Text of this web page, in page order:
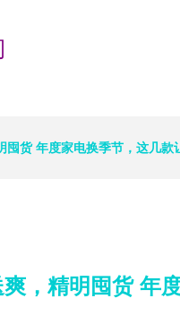
囤货 年度家电换季节，这几款
，精明囤货 年